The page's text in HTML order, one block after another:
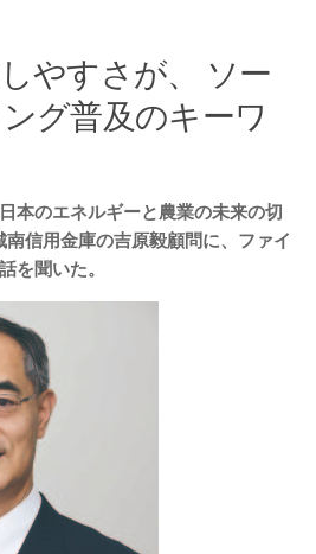
やすさが、 ソー
グ普及のキーワ
本のエネルギーと農業の未来の切
信用金庫の吉原毅顧問に、ファイ
を聞いた。